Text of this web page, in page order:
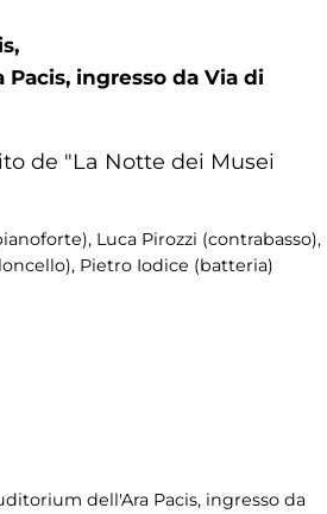
ingresso da Via di
de "La Notte dei Musei
Luca Pirozzi (contrabasso),
Pietro Iodice (batteria)
dell'Ara Pacis, ingresso da